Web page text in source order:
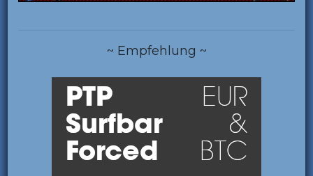
~ Empfehlung ~